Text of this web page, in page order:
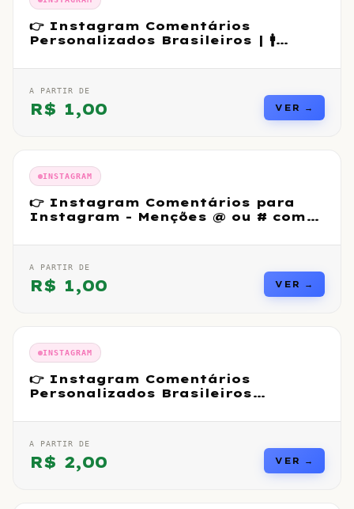
👉 Instagram Comentários
Personalizados Brasileiros | 🚹
A PARTIR DE
R$ 1,00 VER →
INSTAGRAM
👉 Instagram Comentários para
Instagram - Menções @ ou # com
A PARTIR DE
R$ 1,00 VER →
INSTAGRAM
👉 Instagram Comentários
Personalizados Brasileiros
A PARTIR DE
R$ 2,00 VER →